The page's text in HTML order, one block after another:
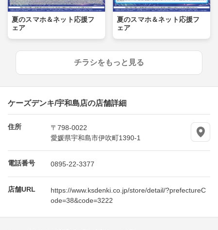
夏のスマホ＆ネット応援フ
ェア
夏のスマホ＆ネット応援フ
ェア
チラシをもっと見る
ケーズデンキ/宇和島店の店舗詳細
住所
〒798-0022
愛媛県宇和島市伊吹町1390-1
電話番号 0895-22-3377
店舗URL
https://www.ksdenki.co.jp/store/detail/?prefectureC
ode=38&code=3222